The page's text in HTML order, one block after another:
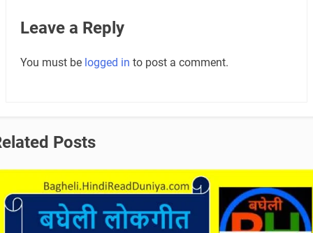
Leave a Reply
You must be logged in to post a comment.
Posts